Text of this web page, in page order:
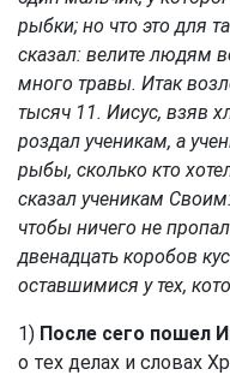
рыбки; но что это для
сказал: велите людям
много травы. Итак
тысяч 11. Иисус, взяв
роздал ученикам, а
рыбы, сколько кто
сказал ученикам
чтобы ничего не
двенадцать коробов
оставшимися у тех,
1) После сего пошел
о тех делах и словах